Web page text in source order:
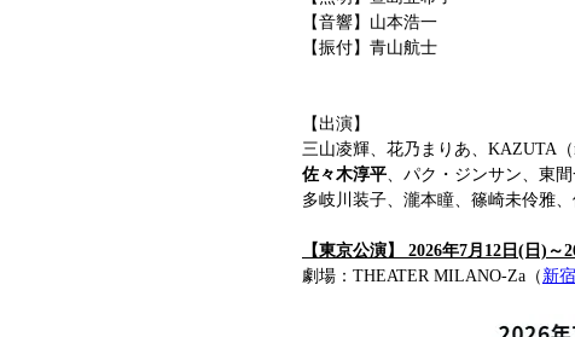
【音響】山本浩一
【振付】青山航士
【出演】
三山凌輝、花乃まりあ、KAZUTA（
佐々木淳平、パク・ジンサン、東間
多岐川装子、瀧本瞳、篠崎未伶雅
【東京公演】 2026年7月12日(日)
劇場：THEATER MILANO-Za（ 新